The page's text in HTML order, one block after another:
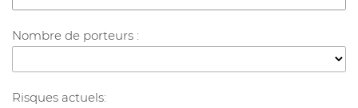
Nombre de porteurs :
Risques actuels: